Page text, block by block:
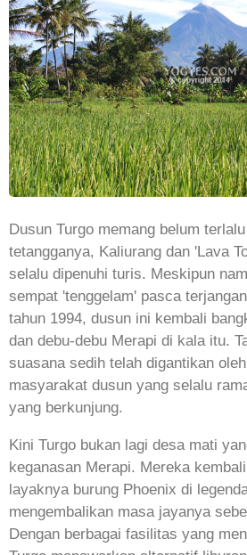
Dusun Turgo memang belum
tetangganya, Kaliurang dan 'Lava
selalu dipenuhi turis. Meskipun
sempat 'tenggelam' pasca
tahun 1994, dusun ini kembali
dan debu-debu Merapi di kala itu.
suasana sedih telah digantikan
masyarakat dusun yang selalu
yang berkunjung.
Kini Turgo bukan lagi desa mati
keganasan Merapi. Mereka
layaknya burung Phoenix di
mengembalikan masa jayanya
Dengan berbagai fasilitas yang